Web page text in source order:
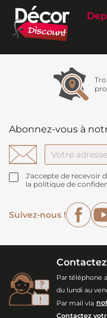
Abonnez-vous à
J'accepte de recevoir
la politique de
Suivez-nous !
Par téléphone
du lundi au
Par mail via
Contactez